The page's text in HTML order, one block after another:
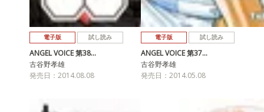
電子版 試し読み
ANGEL VOICE 第38…
古谷野孝雄
発売日：2014.08.08
電子版 試し読み
ANGEL VOICE 第37…
古谷野孝雄
発売日：2014.05.08